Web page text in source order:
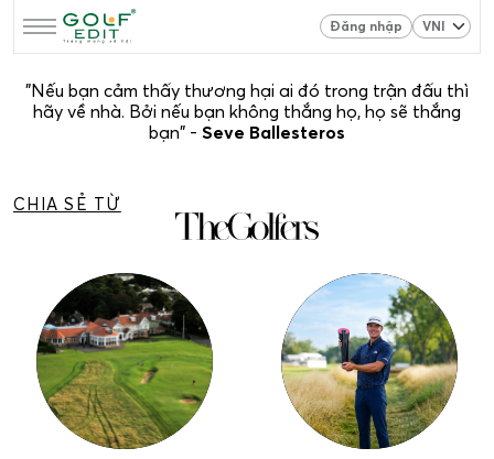
Đăng nhập
"Nếu bạn cảm thấy thương hại ai đó trong trận đấu thì
hãy về nhà. Bởi nếu bạn không thắng họ, họ sẽ thắng
bạn" - Seve Ballesteros
CHIA SẺ TỪ